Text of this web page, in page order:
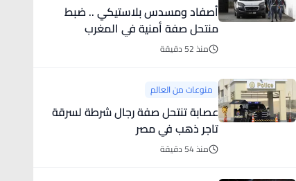
أصفاد ومسدس بلاستيكي .. ضبط
منتحل صفة أمنية في المغرب
منذ 52 دقيقة
منوعات من العالم
عصابة تنتحل صفة رجال شرطة لسرقة
تاجر ذهب في مصر
منذ 54 دقيقة